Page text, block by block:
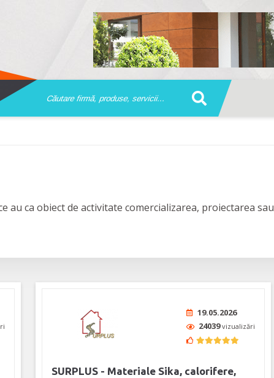
au ca obiect de activitate comercializarea, proiectarea sau
19.05.2026
24039vizualizări
SURPLUS - Materiale Sika, calorifere,